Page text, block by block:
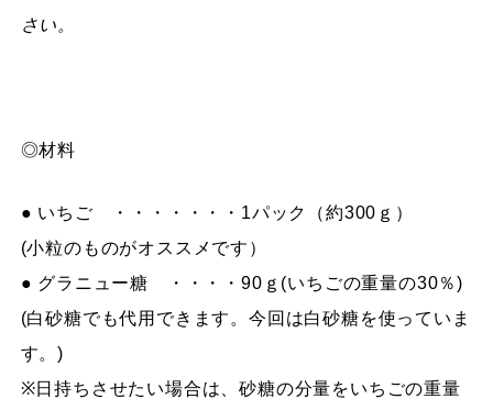
さい。
◎材料
● いちご ・・・・・・・1パック（約300ｇ）
(小粒のものがオススメです）
● グラニュー糖 ・・・・90ｇ(いちごの重量の30％)
(白砂糖でも代用できます。今回は白砂糖を使っていま
す。)
※日持ちさせたい場合は、砂糖の分量をいちごの重量